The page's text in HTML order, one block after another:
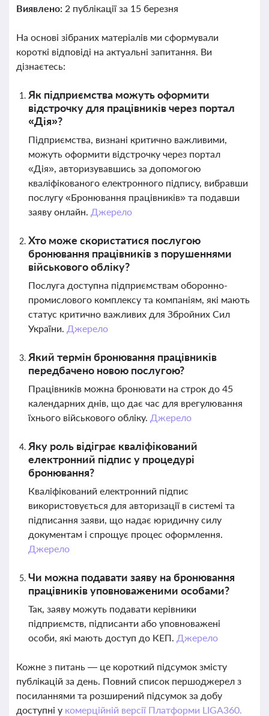
Виявлено: 2 публікації за 15 березня
На основі зібраних матеріалів ми сформували
короткі відповіді на актуальні запитання. Ви
дізнаєтесь:
Як підприємства можуть оформити
відстрочку для працівників через портал
«Дія»?
Підприємства, визнані критично важливими,
можуть оформити відстрочку через портал
«Дія», авторизувавшись за допомогою
кваліфікованого електронного підпису, вибравши
послугу «Бронювання працівників» та подавши
заяву онлайн. Джерело
Хто може скористатися послугою
бронювання працівників з порушеннями
військового обліку?
Послуга доступна підприємствам оборонно-
промислового комплексу та компаніям, які мають
статус критично важливих для Збройних Сил
України. Джерело
Який термін бронювання працівників
передбачено новою послугою?
Працівників можна бронювати на строк до 45
календарних днів, що дає час для врегулювання
їхнього військового обліку. Джерело
Яку роль відіграє кваліфікований
електронний підпис у процедурі
бронювання?
Кваліфікований електронний підпис
використовується для авторизації в системі та
підписання заяви, що надає юридичну силу
документам і спрощує процес оформлення.
Джерело
Чи можна подавати заяву на бронювання
працівників уповноваженими особами?
Так, заяву можуть подавати керівники
підприємств, підписанти або уповноважені
особи, які мають доступ до КЕП. Джерело
Кожне з питань — це короткий підсумок змісту
публікацій за день. Повний список першоджерел з
посиланнями та розширений підсумок за добу
доступні у комерційній версії Платформи LIGA360.